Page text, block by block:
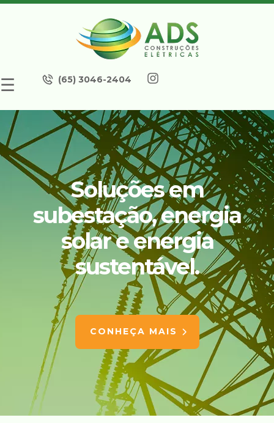
☰ (65) 3046-2404
Soluções em
subestação, energia
solar e energia
sustentável.
CONHEÇA MAIS